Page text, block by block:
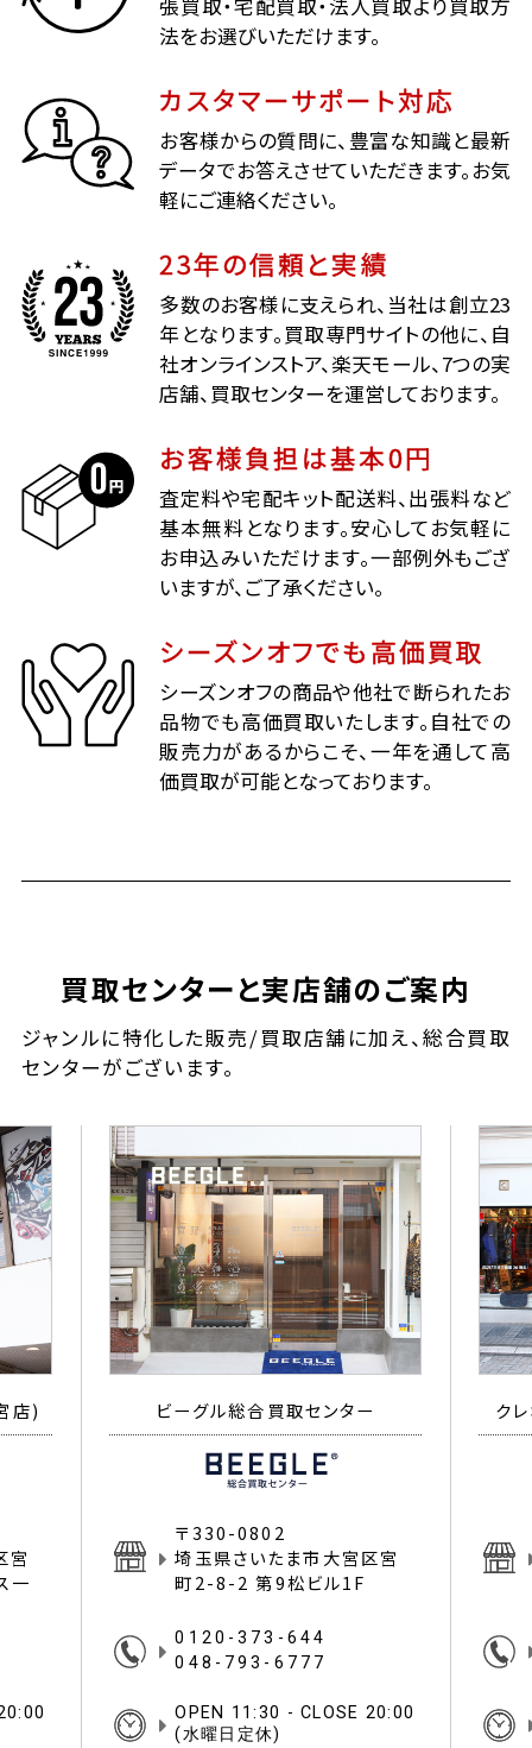
張買取・宅配買取・法人買取より買取方
法をお選びいただけます。
カスタマーサポート対応
お客様からの質問に、豊富な知識と最新
データでお答えさせていただきます。お気
軽にご連絡ください。
23年の信頼と実績
多数のお客様に支えられ、当社は創立23
年となります。買取専門サイトの他に、自
社オンラインストア、楽天モール、7つの実
店舗、買取センターを運営しております。
お客様負担は基本0円
査定料や宅配キット配送料、出張料など
基本無料となります。安心してお気軽に
お申込みいただけます。一部例外もござ
いますが、ご了承ください。
シーズンオフでも高価買取
シーズンオフの商品や他社で断られたお
品物でも高価買取いたします。自社での
販売力があるからこそ、一年を通して高
価買取が可能となっております。
買取センターと実店舗のご案内
ジャンルに特化した販売/買取店舗に加え、総合買取
センターがございます。
店)
宮
一
ビーグル総合買取センター
〒330-0802
埼玉県さいたま市大宮区宮
町2-8-2 第9松ビル1F
0120-373-644
048-793-6777
OPEN 11:30 - CLOSE 20:00
(水曜日定休)
ク